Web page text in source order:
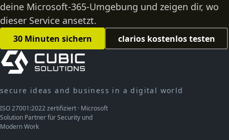
deine Microsoft-365-Umgebung und zeigen dir, wo
dieser Service ansetzt.
30 Minuten sichern clarios kostenlos testen
secure ideas and business in a digital world
ISO 27001:2022 zertifiziert · Microsoft
Solution Partner für Security und
Modern Work